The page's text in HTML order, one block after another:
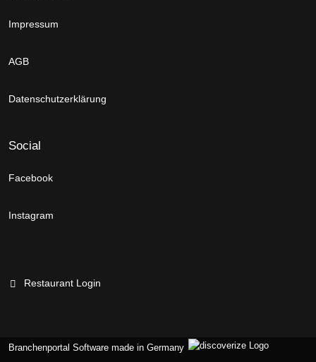
Impressum
AGB
Datenschutzerklärung
Social
Facebook
Instagram
Restaurant Login
Branchenportal Software made in Germany